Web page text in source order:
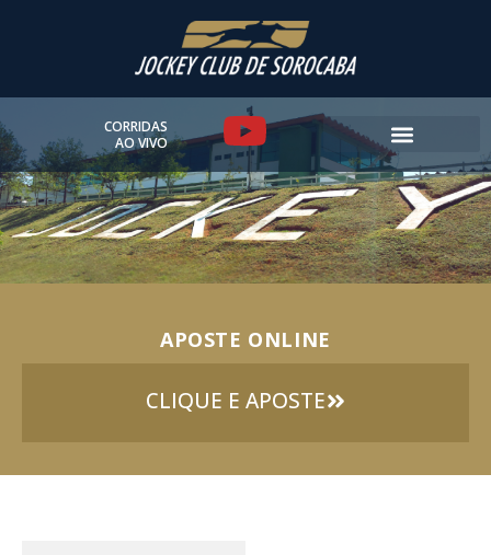
CORRIDAS
AO VIVO
Y
o
u
t
b
e
APOSTE ONLINE
CLIQUE E APOSTE